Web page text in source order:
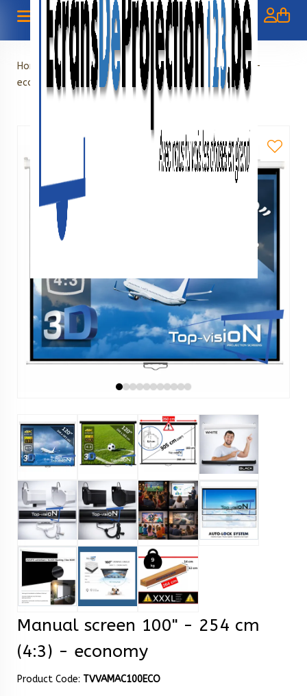
Home »Manual » Manual screen 100" - 254 cm (4:3) -
economy
Manual screen 100" - 254 cm
(4:3) - economy
Product Code: TVVAMAC100ECO